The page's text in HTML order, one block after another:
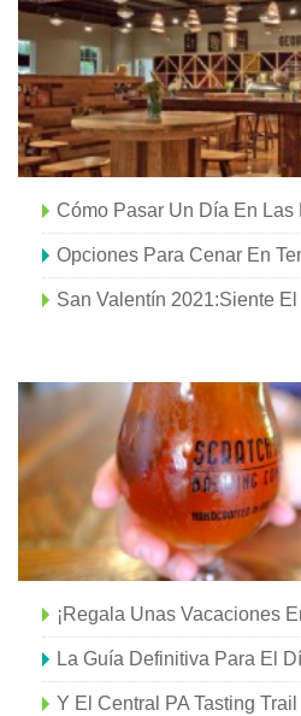
Cómo Pasar Un Día En Las
¡Regala Unas Vacaciones